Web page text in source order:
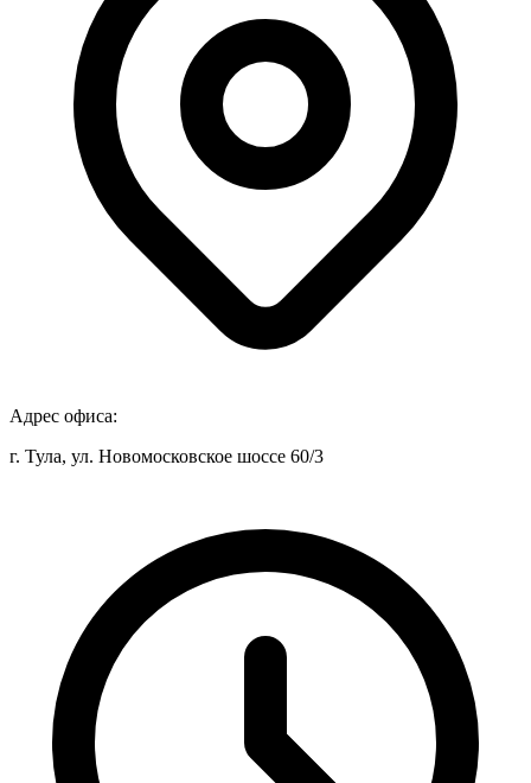
Адрес офиса:
г. Тула, ул. Новомосковское шоссе 60/3